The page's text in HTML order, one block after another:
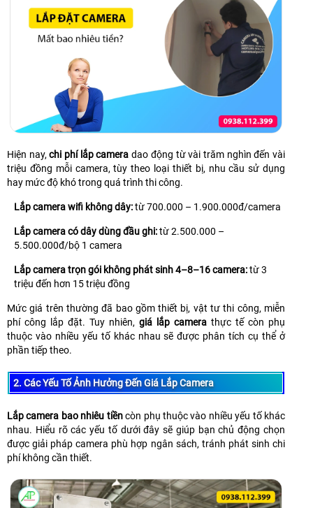
Hiện nay,chi phí lắp camera dao động từ vài trăm nghìn đến vài
triệu đồng mỗi camera, tùy theo loại thiết bị, nhu cầu sử dụng
hay mức độ khó trong quá trình thi công.
Lắp camera wifi không dây:từ 700.000 – 1.900.000đ/camera
Lắp camera có dây dùng đầu ghi:từ 2.500.000 –
5.500.000đ/bộ 1 camera
Lắp camera trọn gói không phát sinh 4–8–16 camera:từ 3
triệu đến hơn 15 triệu đồng
Mức giá trên thường đã bao gồm thiết bị, vật tư thi công, miễn
phí công lắp đặt. Tuy nhiên, giá lắp camera thực tế còn phụ
thuộc vào nhiều yếu tố khác nhau sẽ được phân tích cụ thể ở
phần tiếp theo.
2. Các Yếu Tố Ảnh Hưởng Đến Giá Lắp Camera
Lắp camera bao nhiêu tiềncòn phụ thuộc vào nhiều yếu tố khác
nhau. Hiểu rõ các yếu tố dưới đây sẽ giúp bạn chủ động chọn
được giải pháp camera phù hợp ngân sách, tránh phát sinh chi
phí không cần thiết.